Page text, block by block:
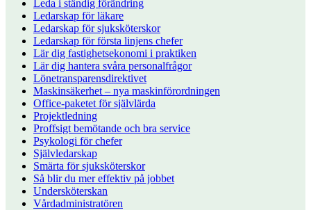
Leda i ständig förändring
Ledarskap för läkare
Ledarskap för sjuksköterskor
Ledarskap för första linjens chefer
Lär dig fastighetsekonomi i praktiken
Lär dig hantera svåra personalfrågor
Lönetransparensdirektivet
Maskinsäkerhet – nya maskinförordningen
Office-paketet för självlärda
Projektledning
Proffsigt bemötande och bra service
Psykologi för chefer
Självledarskap
Smärta för sjuksköterskor
Så blir du mer effektiv på jobbet
Undersköterskan
Vårdadministratören